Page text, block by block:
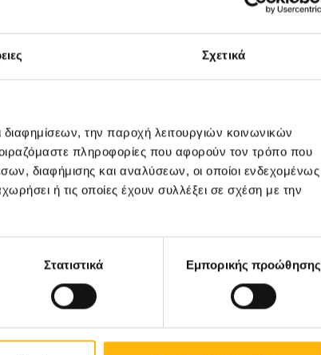
Σχετικά
την παροχή λειτουργιών κοινωνικών
πληροφορίες που αφορούν τον τρόπο που
διαφήμισης και αναλύσεων, οι οποίοι ενδεχομένως
ή τις οποίες έχουν συλλέξει σε σχέση με την
Στατιστικά Εμπορικής προώθησης
να
πιθανότητα
γονιδιακός
πολυ-
& BRCA2, τα
όπως του
του
είναι τα ΑΤΜ,
, STK11, NF1.